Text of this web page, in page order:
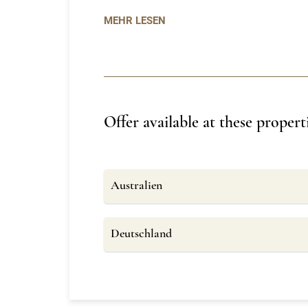
MEHR LESEN
Offer available at these
Australien
Deutschland